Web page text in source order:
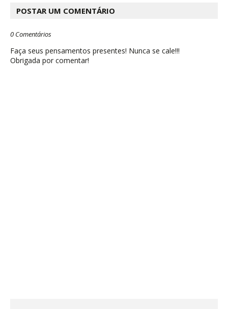
POSTAR UM COMENTÁRIO
0 Comentários
Faça seus pensamentos presentes! Nunca se cale!!!
Obrigada por comentar!